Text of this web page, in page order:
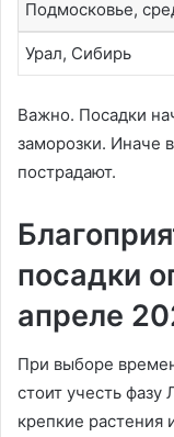
Подмосковье,
Урал, Сибирь
Важно. Посадки
заморозки. Иначе
пострадают.
посадки
апреле
При выборе
стоит учесть
крепкие растения